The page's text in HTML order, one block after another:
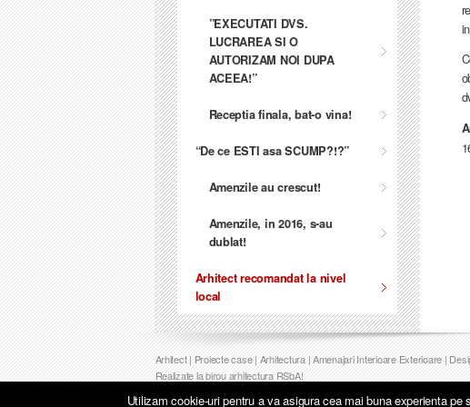
”EXECUTATI DVS.
LUCRAREA SI O
AUTORIZAM NOI DUPA
ACEEA!”
Receptia finala, bat-o vina!
“De ce ESTI asa SCUMP?!?”
Amenzile au crescut!
Amenzile, in 2016, s-au
dublat!
Arhitect recomandat la nivel
local
Arhitect | Proiecte case | Arhitectura | Amenajari Interioare Exterioare |
Realizate la birou arhitectura RSbA!
Utilizam cookie-uri pentru a va asigura cea mai buna experienta